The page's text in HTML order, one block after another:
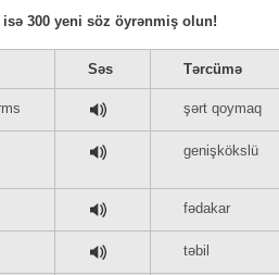
isə 300 yeni söz öyrənmiş olun!
Səs Tərcümə
şərt qoymaq
genişkökslü
fədakar
təbil